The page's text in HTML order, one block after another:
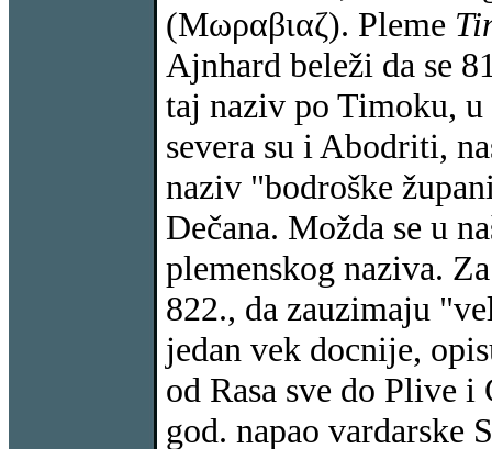
(Μωραβιαζ). Pleme
Ajnhard beleži da se
taj naziv po Timoku, u
severa su i Abodriti,
naziv "bodroške
Dečana. Možda se u
plemenskog naziva.
822., da zauzimaju
jedan vek docnije,
od Rasa sve do Plive
god. napao vardarske